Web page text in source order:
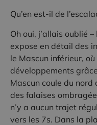
Qu’en est-il de
Oh oui, j’allais oublié
expose en détail des
le Mascun inférieur,
développements
Mascun coule du
des falaises
n’y a aucun trajet
vers les 7s. Dans la